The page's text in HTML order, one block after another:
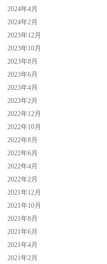
2024年4月
2024年2月
2023年12月
2023年10月
2023年8月
2023年6月
2023年4月
2023年2月
2022年12月
2022年10月
2022年8月
2022年6月
2022年4月
2022年2月
2021年12月
2021年10月
2021年8月
2021年6月
2021年4月
2021年2月